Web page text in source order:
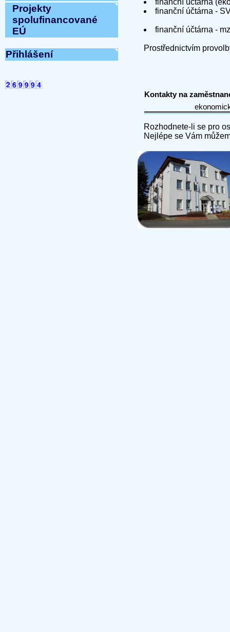
Projekty
spolufinancované
EÚ
Přihlášení
finanční účtárna
finanční účtárna -
finanční účtárna -
Prostřednictvím
Kontakty na
Rozhodnete-li se pro
Nejlépe se Vám